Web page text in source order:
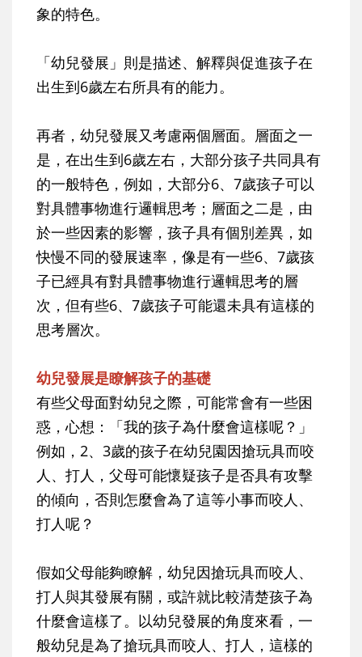
象的特色。
「幼兒發展」則是描述、解釋與促進孩子在
出生到6歲左右所具有的能力。
再者，幼兒發展又考慮兩個層面。層面之一
是，在出生到6歲左右，大部分孩子共同具有
的一般特色，例如，大部分6、7歲孩子可以
對具體事物進行邏輯思考；層面之二是，由
於一些因素的影響，孩子具有個別差異，如
快慢不同的發展速率，像是有一些6、7歲孩
子已經具有對具體事物進行邏輯思考的層
次，但有些6、7歲孩子可能還未具有這樣的
思考層次。
幼兒發展是瞭解孩子的基礎
有些父母面對幼兒之際，可能常會有一些困
惑，心想：「我的孩子為什麼會這樣呢？」
例如，2、3歲的孩子在幼兒園因搶玩具而咬
人、打人，父母可能懷疑孩子是否具有攻擊
的傾向，否則怎麼會為了這等小事而咬人、
打人呢？
假如父母能夠瞭解，幼兒因搶玩具而咬人、
打人與其發展有關，或許就比較清楚孩子為
什麼會這樣了。以幼兒發展的角度來看，一
般幼兒是為了搶玩具而咬人、打人，這樣的